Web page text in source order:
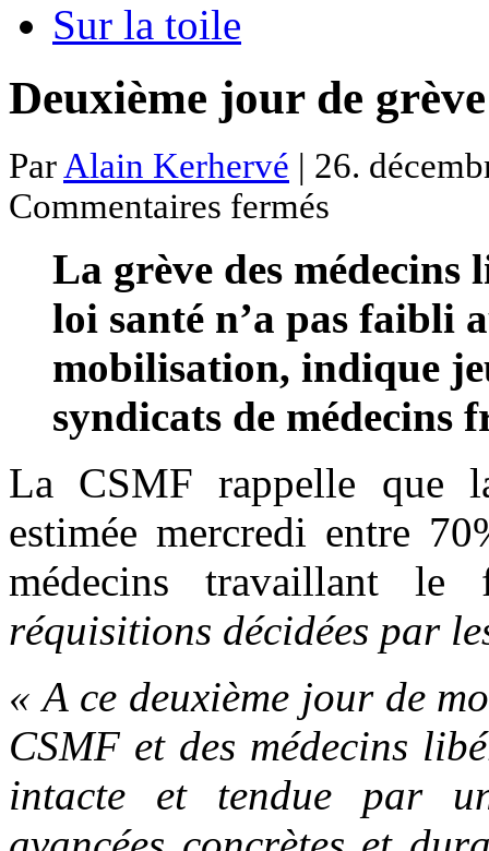
Sur la toile
Deuxième jour de
Par Alain Kerhervé | 26.
Commentaires fermés
grève
pour
médecins
libéraux
La grève des
loi santé n’a pas faibli
mobilisation, indique
syndicats de médecins
La CSMF rappelle que
estimée mercredi entre
médecins travaillant
réquisitions décidées par
« A ce deuxième jour de
CSMF et des médecins
intacte et tendue par